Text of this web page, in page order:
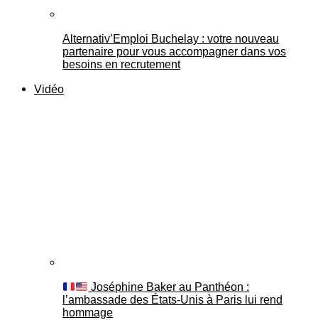
Alternativ’Emploi Buchelay : votre nouveau
partenaire pour vous accompagner dans vos
besoins en recrutement
Vidéo
Joséphine Baker au Panthéon :
l’ambassade des États-Unis à Paris lui rend
hommage